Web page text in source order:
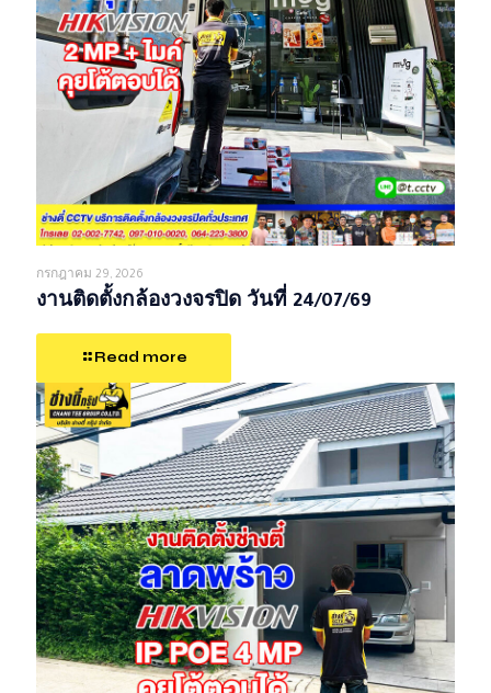
กรกฎาคม 29, 2026
งานติดตั้งกล้องวงจรปิด วันที่ 24/07/69
Read more